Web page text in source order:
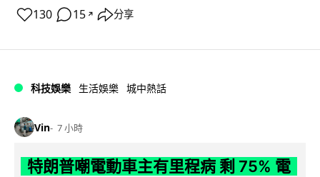
130 15 ↗ 分享
科技娛樂 生活娛樂 城中熱話
Vin 7 小時
特朗普嘲電動車主有里程病 剩 75% 電